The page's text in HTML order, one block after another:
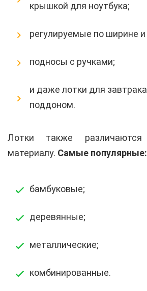
крышкой для ноутбука;
регулируемые по ширине
подносы с ручками;
и даже лотки для
поддоном.
Лотки также
материалу. Самые популярные:
бамбуковые;
деревянные;
металлические;
комбинированные.